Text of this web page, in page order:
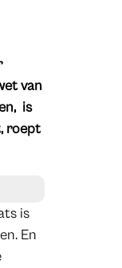
van
is
roept
is
En